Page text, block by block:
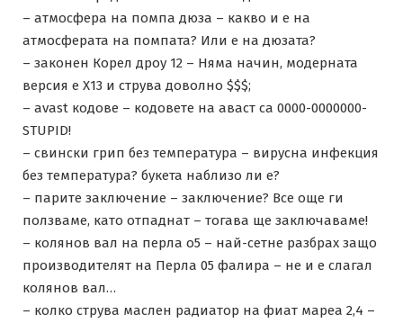
– атмосфера на помпа дюза – какво и е на
атмосферата на помпата? Или е на дюзата?
– законен Корел дроу 12 – Няма начин, модерната
версия е Х13 и струва доволно $$$;
– avast кодове – кодовете на аваст са 0000-0000000-
STUPID!
– свински грип без температура – вирусна инфекция
без температура? букета наблизо ли е?
– парите заключение – заключение? Все още ги
ползваме, като отпаднат – тогава ще заключаваме!
– колянов вал на перла о5 – най-сетне разбрах защо
производителят на Перла 05 фалира – не и е слагал
колянов вал…
– колко струва маслен радиатор на фиат мареа 2,4 –